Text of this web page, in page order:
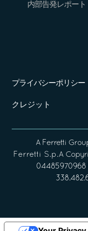
内部告発レポート
プライバシーポリシー
クレジット
A Ferretti
Ferretti S.p.A
04485970968